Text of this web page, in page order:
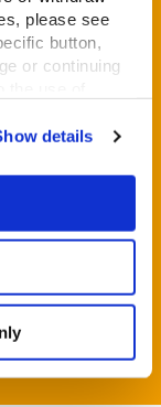
please see
button,
or continuing
details
Capellino)